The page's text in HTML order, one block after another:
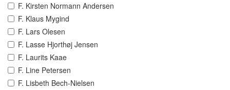
F. Kirsten Normann Andersen
F. Klaus Mygind
F. Lars Olesen
F. Lasse Hjorthøj Jensen
F. Laurits Kaae
F. Line Petersen
F. Lisbeth Bech-Nielsen